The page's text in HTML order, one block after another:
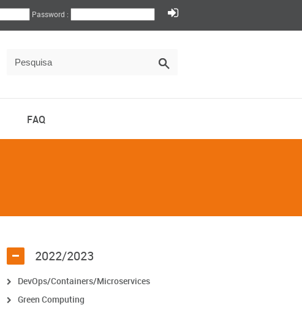
Password :
FAQ
2022/2023
DevOps/Containers/Microservices
Green Computing